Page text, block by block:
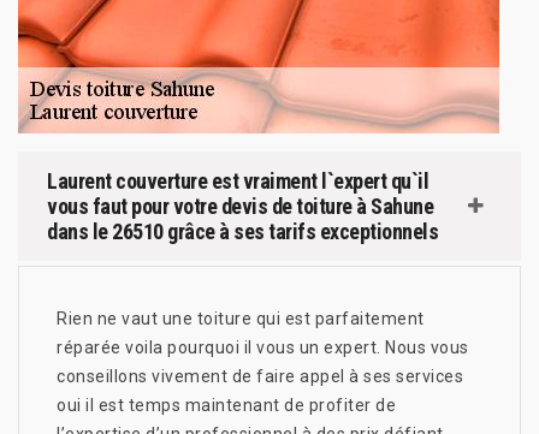
Laurent couverture est vraiment l`expert qu`il
vous faut pour votre devis de toiture à Sahune
dans le 26510 grâce à ses tarifs exceptionnels
Rien ne vaut une toiture qui est parfaitement
réparée voila pourquoi il vous un expert. Nous vous
conseillons vivement de faire appel à ses services
oui il est temps maintenant de profiter de